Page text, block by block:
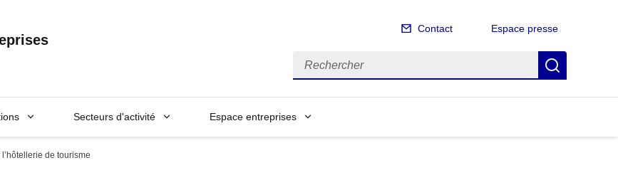
Contact Espace presse
Rechercher
Secteurs d'activité Espace entreprises
de tourisme